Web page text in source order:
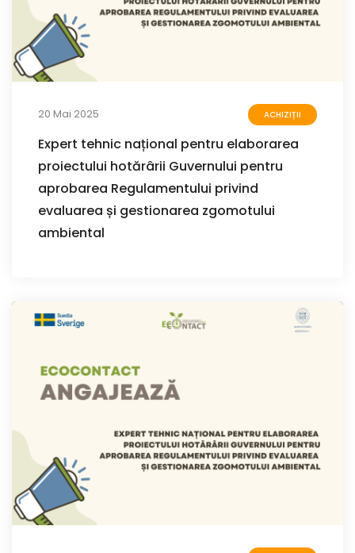
20 Mai 2025 ACHIZIȚII
Expert tehnic național pentru elaborarea
proiectului hotărârii Guvernului pentru
aprobarea Regulamentului privind
evaluarea și gestionarea zgomotului
ambiental